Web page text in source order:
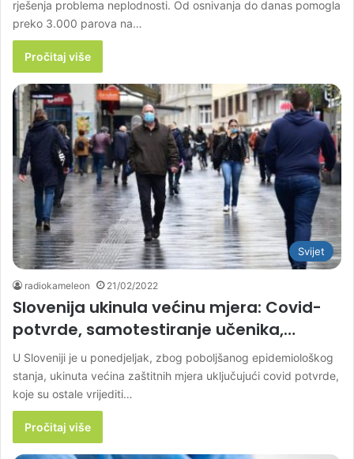
rješenja problema neplodnosti. Od osnivanja do danas pomogla
preko 3.000 parova na…
Pročitaj više
Svijet
radiokameleon 21/02/2022
Slovenija ukinula većinu mjera: Covid-
potvrde, samotestiranje učenika,…
U Sloveniji je u ponedjeljak, zbog poboljšanog epidemiološkog
stanja, ukinuta većina zaštitnih mjera uključujući covid potvrde,
koje su ostale vrijediti…
Pročitaj više